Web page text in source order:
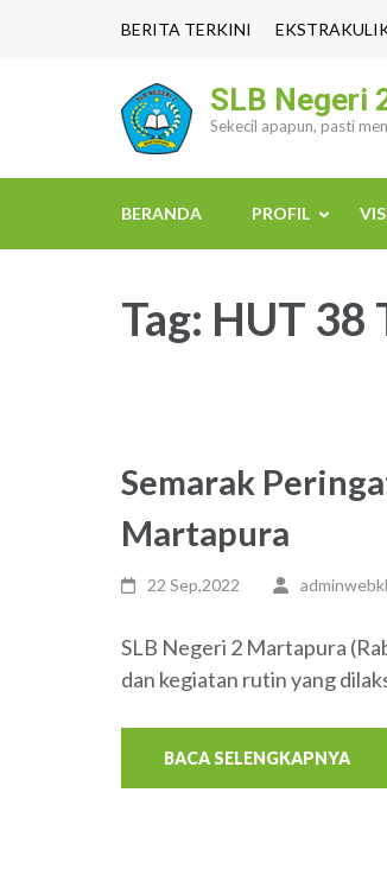
BERITA TERKINI
SLB Negeri
Sekecil apapun, pasti
BERANDA PROFIL
Tag: HUT 38
Semarak
Martapura
22 Sep,2022
SLB Negeri 2 Martapura
dan kegiatan rutin yang
BACA SELENGKAPNYA